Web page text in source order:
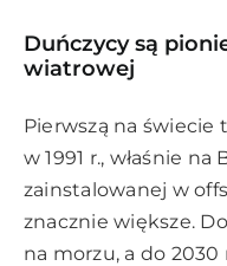
Duńczycy są
wiatrowej
Pierwszą na
w 1991 r., właśnie na
zainstalowanej w
znacznie większe.
na morzu, a do 2030